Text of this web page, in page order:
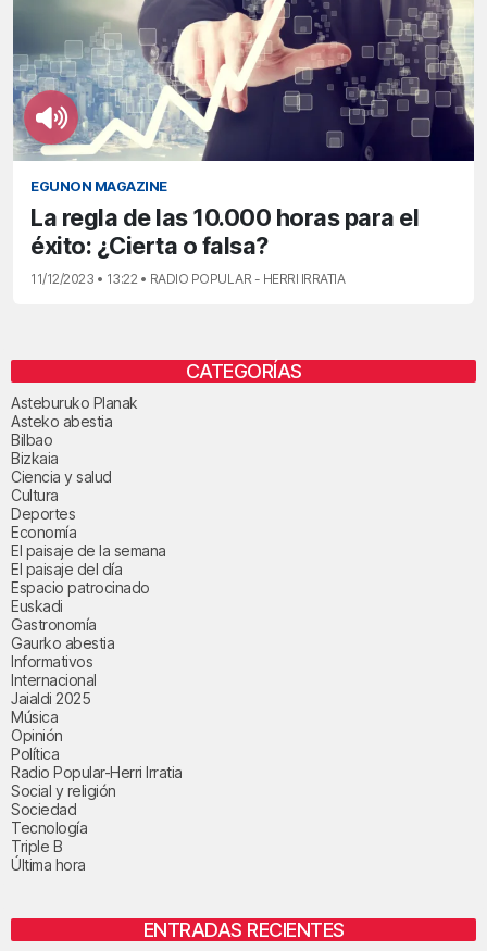
EGUNON MAGAZINE
La regla de las 10.000 horas para el
éxito: ¿Cierta o falsa?
11/12/2023 • 13:22 • RADIO POPULAR - HERRI IRRATIA
CATEGORÍAS
Asteburuko Planak
Asteko abestia
Bilbao
Bizkaia
Ciencia y salud
Cultura
Deportes
Economía
El paisaje de la semana
El paisaje del día
Espacio patrocinado
Euskadi
Gastronomía
Gaurko abestia
Informativos
Internacional
Jaialdi 2025
Música
Opinión
Política
Radio Popular-Herri Irratia
Social y religión
Sociedad
Tecnología
Triple B
Última hora
ENTRADAS RECIENTES